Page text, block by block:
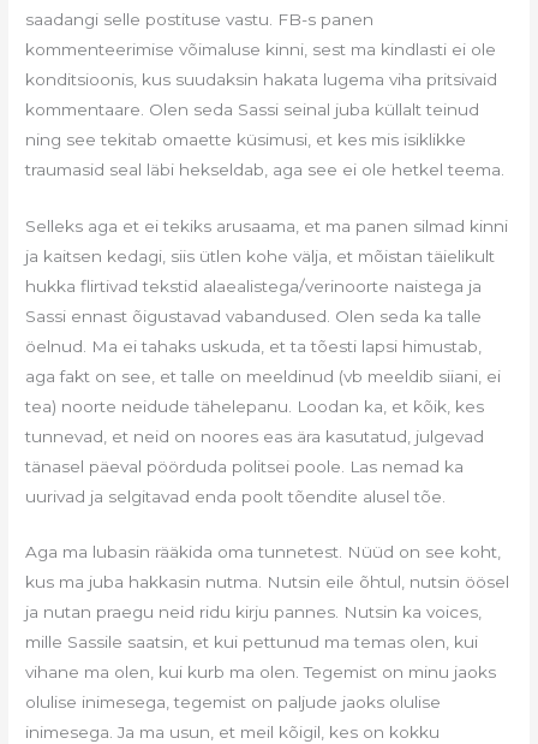
saadangi selle postituse vastu. FB-s panen
kommenteerimise võimaluse kinni, sest ma kindlasti ei ole
konditsioonis, kus suudaksin hakata lugema viha pritsivaid
kommentaare. Olen seda Sassi seinal juba küllalt teinud
ning see tekitab omaette küsimusi, et kes mis isiklikke
traumasid seal läbi hekseldab, aga see ei ole hetkel teema.
Selleks aga et ei tekiks arusaama, et ma panen silmad kinni
ja kaitsen kedagi, siis ütlen kohe välja, et mõistan täielikult
hukka flirtivad tekstid alaealistega/verinoorte naistega ja
Sassi ennast õigustavad vabandused. Olen seda ka talle
öelnud. Ma ei tahaks uskuda, et ta tõesti lapsi himustab,
aga fakt on see, et talle on meeldinud (vb meeldib siiani, ei
tea) noorte neidude tähelepanu. Loodan ka, et kõik, kes
tunnevad, et neid on noores eas ära kasutatud, julgevad
tänasel päeval pöörduda politsei poole. Las nemad ka
uurivad ja selgitavad enda poolt tõendite alusel tõe.
Aga ma lubasin rääkida oma tunnetest. Nüüd on see koht,
kus ma juba hakkasin nutma. Nutsin eile õhtul, nutsin öösel
ja nutan praegu neid ridu kirju pannes. Nutsin ka voices,
mille Sassile saatsin, et kui pettunud ma temas olen, kui
vihane ma olen, kui kurb ma olen. Tegemist on minu jaoks
olulise inimesega, tegemist on paljude jaoks olulise
inimesega. Ja ma usun, et meil kõigil, kes on kokku